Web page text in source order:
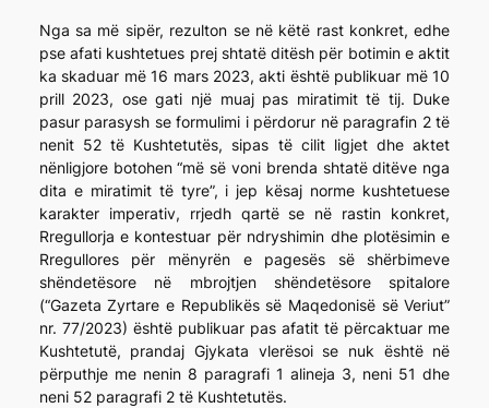
Nga sa më sipër, rezulton se në këtë rast konkret, edhe
pse afati kushtetues prej shtatë ditësh për botimin e aktit
ka skaduar më 16 mars 2023, akti është publikuar më 10
prill 2023, ose gati një muaj pas miratimit të tij. Duke
pasur parasysh se formulimi i përdorur në paragrafin 2 të
nenit 52 të Kushtetutës, sipas të cilit ligjet dhe aktet
nënligjore botohen “më së voni brenda shtatë ditëve nga
dita e miratimit të tyre”, i jep kësaj norme kushtetuese
karakter imperativ, rrjedh qartë se në rastin konkret,
Rregullorja e kontestuar për ndryshimin dhe plotësimin e
Rregullores për mënyrën e pagesës së shërbimeve
shëndetësore në mbrojtjen shëndetësore spitalore
(“Gazeta Zyrtare e Republikës së Maqedonisë së Veriut”
nr. 77/2023) është publikuar pas afatit të përcaktuar me
Kushtetutë, prandaj Gjykata vlerësoi se nuk është në
përputhje me nenin 8 paragrafi 1 alineja 3, neni 51 dhe
neni 52 paragrafi 2 të Kushtetutës.